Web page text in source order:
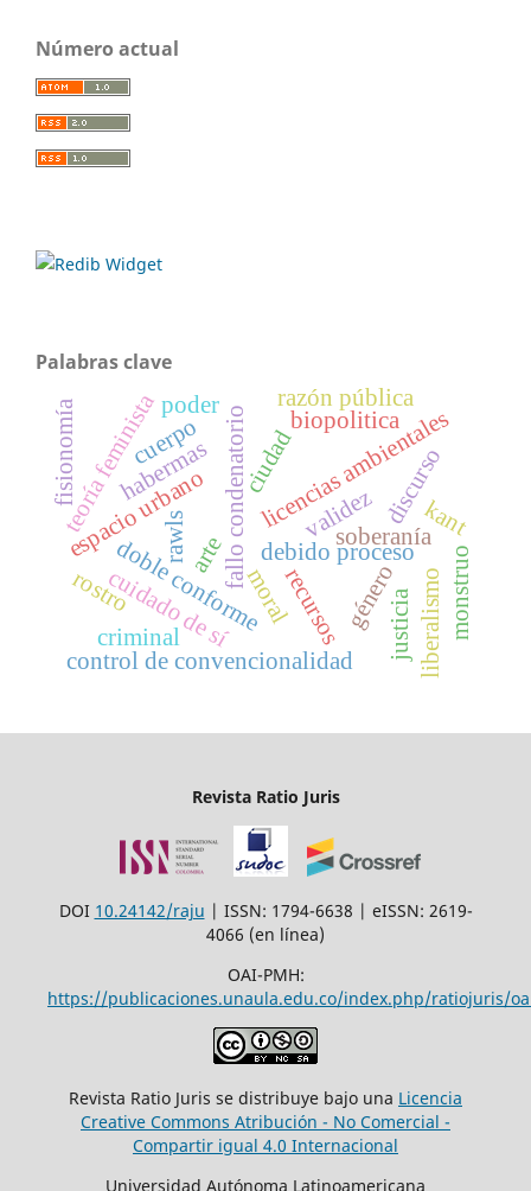
Número actual
Palabras clave
fallo condenatorio
recursos
doble conformedebido proceso
control de convencionalidad
licencias ambientales
validez
ciudad
espacio urbano
género
teoría feminista
soberanía
liberalismo
biopolitica
moral
arte
cuidado de sí
kant
rawls
habermas
razón pública
discurso
fisionomía cuerpo
rostro monstruo
criminal justicia
poder
Revista Ratio Juris
DOI 10.24142/raju | ISSN: 1794-6638 | eISSN: 2619-
4066 (en línea)
OAI-PMH:
https://publicaciones.unaula.edu.co/index.php/ratiojuris/
Revista Ratio Juris se distribuye bajo una Licencia
Creative Commons Atribución - No Comercial -
Compartir igual 4.0 Internacional
Universidad Autónoma Latinoamericana